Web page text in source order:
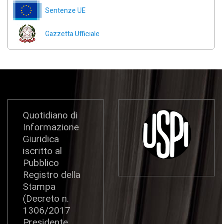
Sentenze UE
Gazzetta Ufficiale
Quotidiano di
Informazione
Giuridica
iscritto al
Pubblico
Registro della
Stampa
(Decreto n.
1306/2017